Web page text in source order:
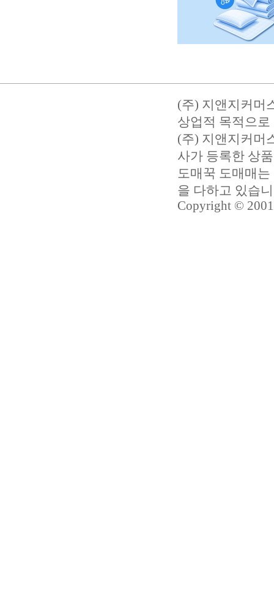
(주) 지앤지커머
상업적 목적으
(주) 지앤지커머
사가 등록한 상
도매꾹 도매매
을 다하고 있습
Copyright ©